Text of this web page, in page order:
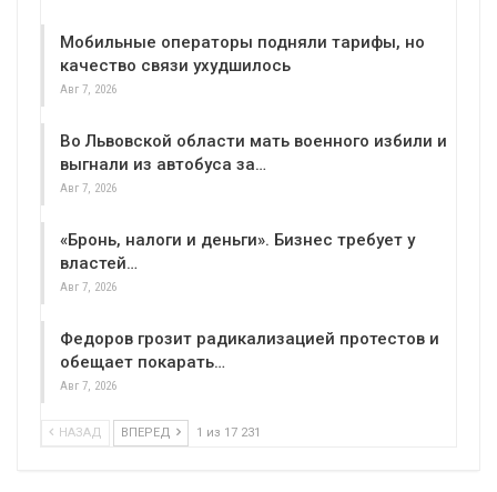
Мобильные операторы подняли тарифы, но
качество связи ухудшилось
Авг 7, 2026
Во Львовской области мать военного избили и
выгнали из автобуса за…
Авг 7, 2026
«Бронь, налоги и деньги». Бизнес требует у
властей…
Авг 7, 2026
Федоров грозит радикализацией протестов и
обещает покарать…
Авг 7, 2026
НАЗАД ВПЕРЕД 1 из 17 231